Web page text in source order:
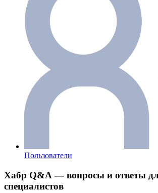
Пользователи
Хабр Q&A — вопросы и ответы
специалистов